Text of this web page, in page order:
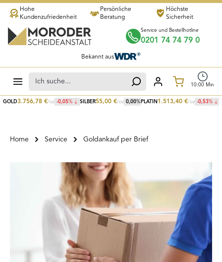
Zum Hauptinhalt springen
GOLD3.756,78 €/oz -0,05% SILBER55,00 €/oz 0,00% PLATIN 1.513,40 €/oz -0,53%
Hohe
Kundenzufriedenheit
Persönliche
Beratung
Höchste
Sicherheit
Service und Bestellhotline
0201 74 74 79 0
Bekannt aus
10:00 Min
Home Service Goldankauf per Brief